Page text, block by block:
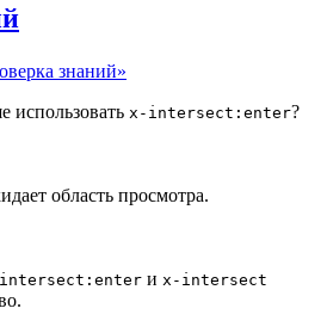
знаний»
использовать x-intersect:enter?
область просмотра.
и x-intersect